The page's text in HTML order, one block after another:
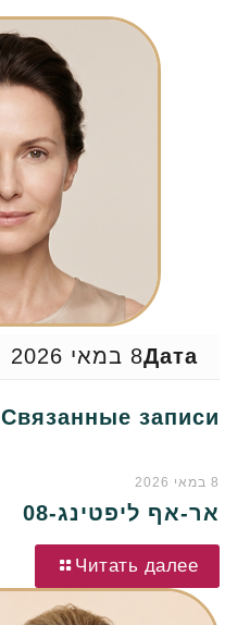
Дата8 במאי 2026
Связанные записи
8 במאי 2026
אר-אף ליפטינג-08
Читать далее